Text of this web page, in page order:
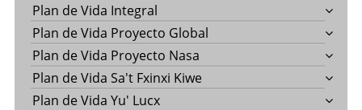
Plan de Vida Integral
Plan de Vida Proyecto Global
Plan de Vida Proyecto Nasa
Plan de Vida Sa't Fxinxi Kiwe
Plan de Vida Yu' Lucx